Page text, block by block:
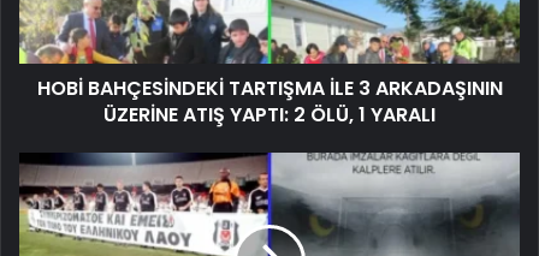
HOBİ BAHÇESİNDEKİ TARTIŞMA İLE 3 ARKADAŞININ
ÜZERİNE ATIŞ YAPTI: 2 ÖLÜ, 1 YARALI